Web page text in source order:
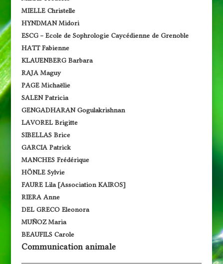
MIELLE Christelle
HYNDMAN Midori
ESCG – Ecole de Sophrologie Caycédienne de Grenoble
HATT Fabienne
KLAUENBERG Barbara
RAJA Maguy
PAGE Michaëlie
SALEN Patricia
GENGADHARAN Gogulakrishnan
LAVOREL Brigitte
SIBELLAS Brice
GARCIA Patrick
MANCHES Frédérique
HÖNLE Sylvie
FAURE Lila [Association KAIROS]
RIERA Anne
DEL GRECO Eleonora
MUÑOZ Maria
BEAUFILS Carole
Communication animale